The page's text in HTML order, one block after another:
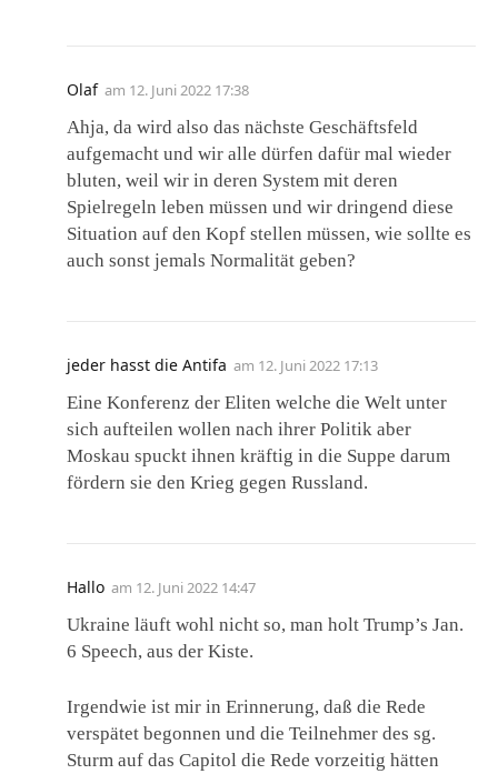
Olaf am 12. Juni 2022 17:38
Ahja, da wird also das nächste Geschäftsfeld
aufgemacht und wir alle dürfen dafür mal wieder
bluten, weil wir in deren System mit deren
Spielregeln leben müssen und wir dringend diese
Situation auf den Kopf stellen müssen, wie sollte es
auch sonst jemals Normalität geben?
jeder hasst die Antifa am 12. Juni 2022 17:13
Eine Konferenz der Eliten welche die Welt unter
sich aufteilen wollen nach ihrer Politik aber
Moskau spuckt ihnen kräftig in die Suppe darum
fördern sie den Krieg gegen Russland.
Hallo am 12. Juni 2022 14:47
Ukraine läuft wohl nicht so, man holt Trump’s Jan.
6 Speech, aus der Kiste.
Irgendwie ist mir in Erinnerung, daß die Rede
verspätet begonnen und die Teilnehmer des sg.
Sturm auf das Capitol die Rede vorzeitig hätten